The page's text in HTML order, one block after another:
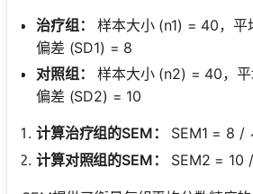
治疗组：
样本大小 (n1) = 40，平
偏差 (SD1) = 8
对照组：
样本大小 (n2) = 40，
偏差 (SD2) = 10
计算治疗组的SEM： SEM1 = 8 /
计算对照组的SEM：
SEM2 = 10 /